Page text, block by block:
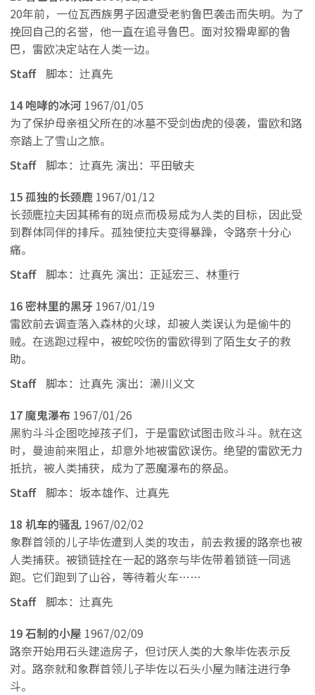
20年前，一位瓦西族男子因遭受老豹鲁巴袭击而失明。为了
挽回自己的名誉，他一直在追寻鲁巴。面对狡猾卑鄙的鲁
巴，雷欧决定站在人类一边。
Staff
脚本：辻真先
14 咆哮的冰河 1967/01/05
为了保护母亲祖父所在的冰墓不受剑齿虎的侵袭，雷欧和路
奈踏上了雪山之旅。
Staff
脚本：辻真先 演出：平田敏夫
15 孤独的长颈鹿 1967/01/12
长颈鹿拉夫因其稀有的斑点而极易成为人类的目标，因此受
到群体同伴的排斥。孤独使拉夫变得暴躁，令路奈十分心
痛。
Staff
脚本：辻真先 演出：正延宏三、林重行
16 密林里的黑牙 1967/01/19
雷欧前去调查落入森林的火球，却被人类误认为是偷牛的
贼。在逃跑过程中，被蛇咬伤的雷欧得到了陌生女子的救
助。
Staff
脚本：辻真先 演出：濑川义文
17 魔鬼瀑布 1967/01/26
黑豹斗斗企图吃掉孩子们，于是雷欧试图击败斗斗。就在这
时，曼迪前来阻止，却意外地被雷欧误伤。绝望的雷欧无力
抵抗，被人类捕获，成为了恶魔瀑布的祭品。
Staff
脚本：坂本雄作、辻真先
18 机车的骚乱 1967/02/02
象群首领的儿子毕佐遭到人类的攻击，前去救援的路奈也被
人类捕获。被锁链拴在一起的路奈与毕佐带着锁链一同逃
跑。它们跑到了山谷，等待着火车……
Staff
脚本：辻真先
19 石制的小屋 1967/02/09
路奈开始用石头建造房子，但讨厌人类的大象毕佐表示反
对。路奈就和象群首领儿子毕佐以石头小屋为赌注进行争
斗。